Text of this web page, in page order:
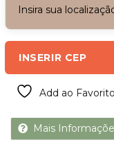
Insira sua
INSERIR CEP
Add ao
Mais